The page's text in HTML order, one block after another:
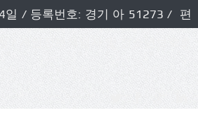
일 / 등록번호: 경기 아 51273 / 편
/ 개인정보책임자 및 청소년보호호